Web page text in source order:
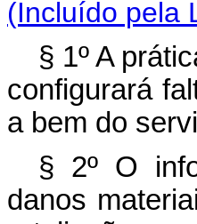
(Incluído pela
§ 1º A
configurará
a bem do
§ 2º O
danos